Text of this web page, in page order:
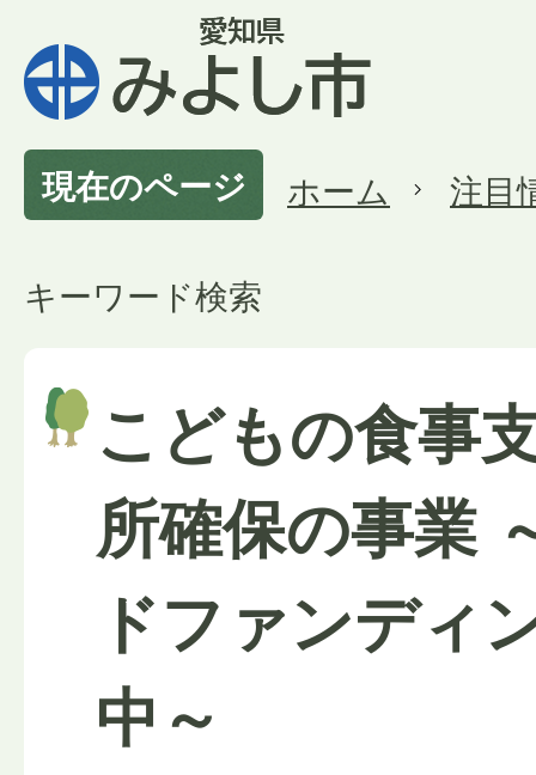
現在のページ ホーム 注目
キーワード検索
こどもの食事
所確保の事業
ドファンディ
中～